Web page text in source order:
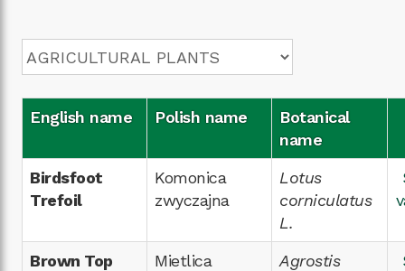
English name Polish name
Botanical
name
Birdsfoot
Trefoil
Komonica
zwyczajna
Lotus
corniculatus
L.
Brown Top
Mietlica
Agrostis